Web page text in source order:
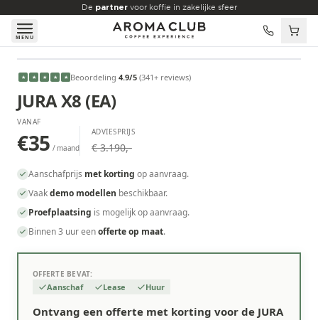
Skip to main content
De partnervoor koffie in zakelijke sfeer
MENU
VANAF
€35
★ ★ ★ ★ ★ Beoordeling 4.9/5 (341+ reviews)
JURA X8 (EA)
VANAF
€35 / maand
ADVIESPRIJS
€ 3.190,-
Aanschafprijs met korting op aanvraag.
Vaakdemo modellen beschikbaar.
Proefplaatsing is mogelijk op aanvraag.
Binnen 3 uur eenofferte op maat.
OFFERTE BEVAT:
Aanschaf Lease Huur
Ontvang een offerte met korting voor de JURA